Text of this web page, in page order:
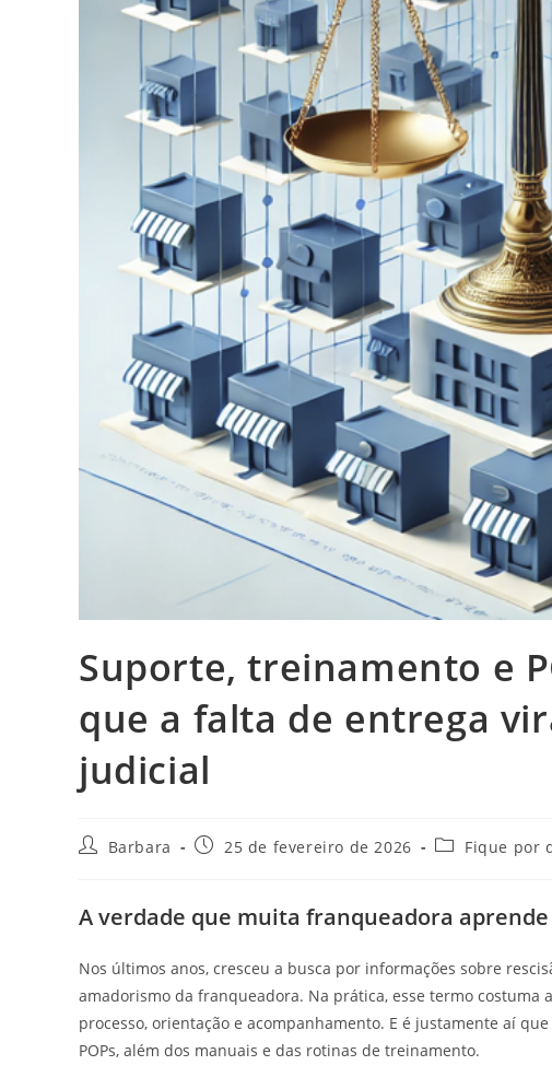
Suporte, treinamento e
que a falta de entrega
judicial
Barbara 25 de fevereiro de 2026 Fique por
A verdade que muita franqueadora
Nos últimos anos, cresceu a busca por informações sobre
amadorismo da franqueadora. Na prática, esse termo costuma
processo, orientação e acompanhamento. E é justamente aí
POPs, além dos manuais e das rotinas de treinamento.